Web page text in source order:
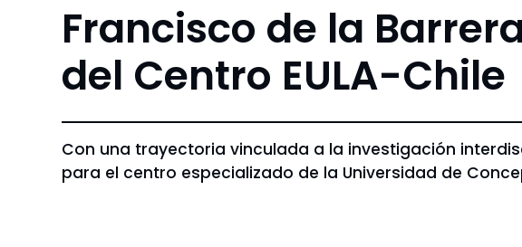
Francisco de la
del Centro EULA-Chile
Con una trayectoria vinculada a la investigación
para el centro especializado de la Universidad de